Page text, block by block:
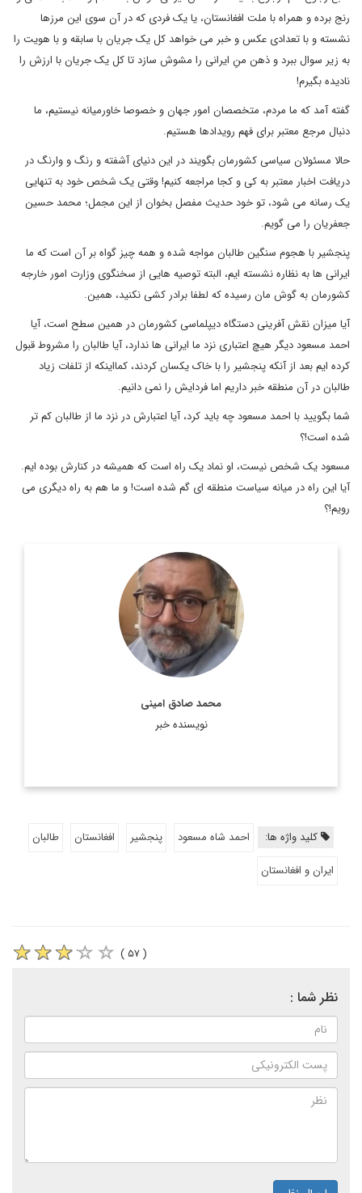
رنج برده و همراه با ملت افغانستان، یا یک فردی که در آن سوی این مرزها
نشسته و با تعدادی عکس و خبر می خواهد کل یک جریان با سابقه و با هویت را
به زیر سوال ببرد و ذهن منِ ایرانی را مشوش سازد تا کل یک جریان با ارزش را
نادیده بگیرم!
گفته آمد که ما مردم، متخصصان امور جهان و خصوصا خاورمیانه نیستیم، ما
دنبال مرجع معتبر برای فهم رویدادها هستیم.
حالا مسئولان سیاسی کشورمان بگویند در این دنیای آشفته و رنگ و وارنگ در
دریافت اخبار معتبر به کی و کجا مراجعه کنیم! وقتی یک شخص خود به تنهایی
یک رسانه می شود، تو خود حدیث مفصل بخوان از این مجمل؛ محمد حسین
جعفریان را می گویم.
پنجشیر با هجوم سنگین طالبان مواجه شده و همه چیز گواه بر آن است که ما
ایرانی ها به نظاره نشسته ایم، البته توصیه هایی از سخنگوی وزارت امور خارجه
کشورمان به گوش مان رسیده که لطفا برادر کشی نکنید، همین.
آیا میزان نقش آفرینی دستگاه دیپلماسی کشورمان در همین سطح است، آیا
احمد مسعود دیگر هیچ اعتباری نزد ما ایرانی ها ندارد، آیا طالبان را مشروط قبول
کرده ایم بعد از آنکه پنجشیر را با خاک یکسان کردند، کمااینکه از تلفات زیاد
طالبان در آن منطقه خبر داریم اما فردایش را نمی دانیم.
شما بگویید با احمد مسعود چه باید کرد، آیا اعتبارش در نزد ما از طالبان کم تر
شده است!؟
مسعود یک شخص نیست، او نماد یک راه است که همیشه در کنارش بوده ایم.
آیا این راه در میانه سیاست منطقه ای گم شده است! و ما هم به راه دیگری می
رویم!؟
محمد صادق امینی
نویسنده خبر
پیشتر وابسته فرهنگی در کشور کنیا، دبیر شورای کتاب و مسئول در
امور ترجمه و نشر بین الملل بوده و مقالات و یادداشت هایی از او
در زمینه ترجمه و ...
اطلاعات بیشتر
کلید واژه ها: احمد شاه مسعود پنجشیر افغانستان
طالبان
ایران و افغانستان
( ۵۷ )
نظر شما :